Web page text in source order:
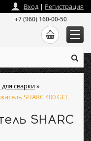
сварки»
SHARC 400 GCE
SHARC
Вход| Регистрация
+7 (960) 160-00-50